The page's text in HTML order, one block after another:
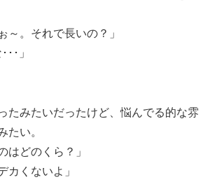
～。それで長いの？」
･･」
たみたいだったけど、悩んでる的な雰
たい。
はどのくら？」
カくないよ」